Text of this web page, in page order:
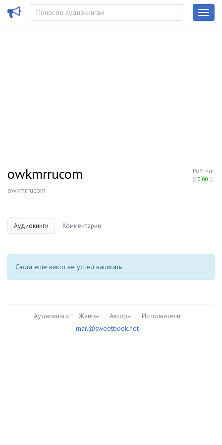
Рейтинг
0.00
owkmrrucom
owkmrrucom
Аудиокниги Комментарии
Сюда еще никто не успел написать
Аудиокниги Жанры Авторы
Исполнители
mail@sweetbook.net